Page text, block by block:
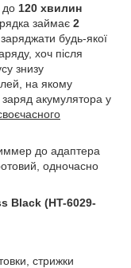
до 120 хвилин
займає 2
будь-якої
хоч після
знизу
на якому
акумулятора у
до адаптера
одночасно
Black (HT-6029-
стрижки